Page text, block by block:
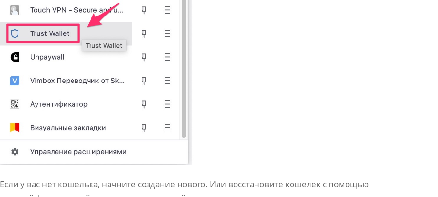
Если у вас нет кошелька, начните создание нового. Или восстановите кошелек с помощью